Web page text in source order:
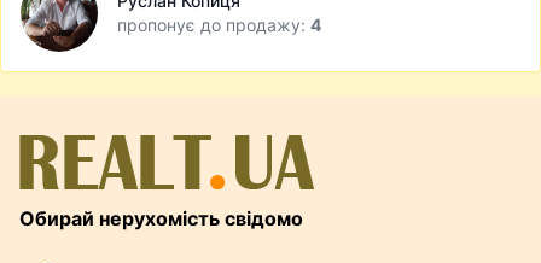
пропонує до продажу: 4
Обирай нерухомість свідомо